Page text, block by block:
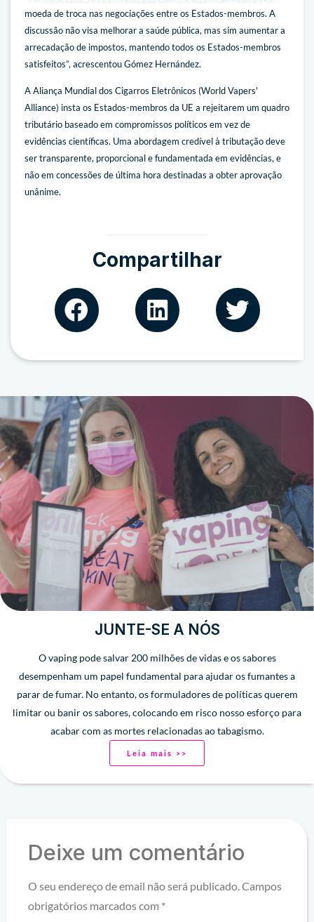
moeda de troca nas negociações entre os Estados-membros. A
discussão não visa melhorar a saúde pública, mas sim aumentar a
arrecadação de impostos, mantendo todos os Estados-membros
satisfeitos”, acrescentou Gómez Hernández.
A Aliança Mundial dos Cigarros Eletrônicos (World Vapers'
Alliance) insta os Estados-membros da UE a rejeitarem um quadro
tributário baseado em compromissos políticos em vez de
evidências científicas. Uma abordagem credível à tributação deve
ser transparente, proporcional e fundamentada em evidências, e
não em concessões de última hora destinadas a obter aprovação
unânime.
Compartilhar
JUNTE-SE A NÓS
O vaping pode salvar 200 milhões de vidas e os sabores
desempenham um papel fundamental para ajudar os fumantes a
parar de fumar. No entanto, os formuladores de políticas querem
limitar ou banir os sabores, colocando em risco nosso esforço para
acabar com as mortes relacionadas ao tabagismo.
Leia mais >>
Deixe um comentário
O seu endereço de email não será publicado.Campos
obrigatórios marcados com *